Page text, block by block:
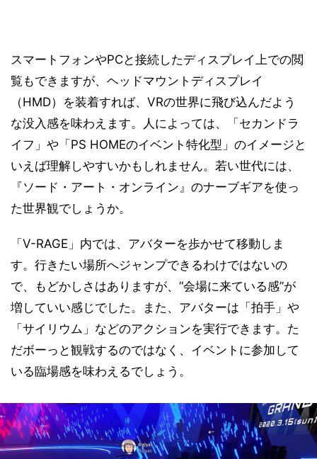
スマートフォンやPCと接続したディスプレイ上での閲
覧もできますが、ヘッドマウントディスプレイ
（HMD）を装着すれば、VRの世界に飛び込んだよう
な没入感を味わえます。人によっては、「セカンドラ
イフ」や「PS HOMEのイベント特化型」のイメージと
いえば理解しやすいかもしれません。若い世代には、
『ソード・アート・オンライン』のナーブギアを使っ
た世界観でしょうか。
「V-RAGE」内では、アバターを歩かせて移動しま
す。行きたい場所へジャンプできるわけではないの
で、もどかしさはありますが、“会場に来ている感”が
増していい感じでした。また、アバターは「拍手」や
「サイリウム」などのアクションを実行できます。た
だボーっと観戦するのではなく、イベントに参加して
いる臨場感を味わえるでしょう。